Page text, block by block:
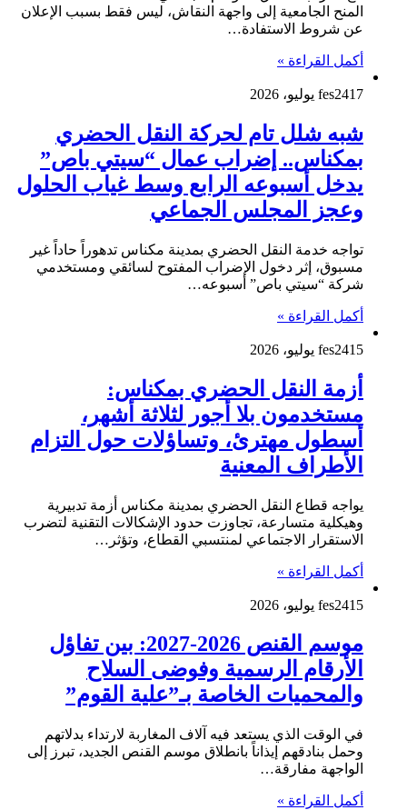
المنح الجامعية إلى واجهة النقاش، ليس فقط بسبب الإعلان
عن شروط الاستفادة…
أكمل القراءة »
fes2417 يوليو، 2026
شبه شلل تام لحركة النقل الحضري
بمكناس.. إضراب عمال “سيتي باص”
يدخل أسبوعه الرابع وسط غياب الحلول
وعجز المجلس الجماعي
تواجه خدمة النقل الحضري بمدينة مكناس تدهوراً حاداً غير
مسبوق، إثر دخول الإضراب المفتوح لسائقي ومستخدمي
شركة “سيتي باص” أسبوعه…
أكمل القراءة »
fes2415 يوليو، 2026
أزمة النقل الحضري بمكناس:
مستخدمون بلا أجور لثلاثة أشهر،
أسطول مهترئ، وتساؤلات حول التزام
الأطراف المعنية
يواجه قطاع النقل الحضري بمدينة مكناس أزمة تدبيرية
وهيكلية متسارعة، تجاوزت حدود الإشكالات التقنية لتضرب
الاستقرار الاجتماعي لمنتسبي القطاع، وتؤثر…
أكمل القراءة »
fes2415 يوليو، 2026
موسم القنص 2026-2027: بين تفاؤل
الأرقام الرسمية وفوضى السلاح
والمحميات الخاصة بـ”علية القوم”
في الوقت الذي يستعد فيه آلاف المغاربة لارتداء بدلاتهم
وحمل بنادقهم إيذاناً بانطلاق موسم القنص الجديد، تبرز إلى
الواجهة مفارقة…
أكمل القراءة »